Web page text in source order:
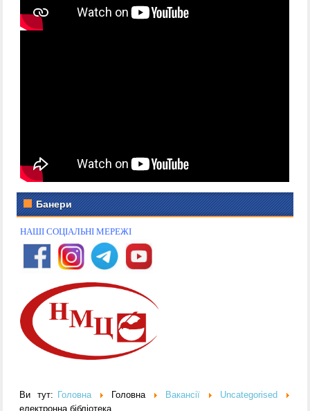
Банери
НАШІ СОЦІАЛЬНІ МЕРЕЖІ
Ви тут: Головна Головна Вакансії
Uncategorised
електронна бібліотека